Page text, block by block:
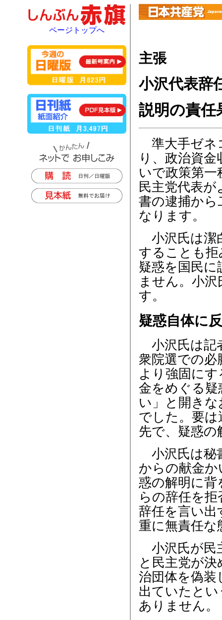
主張
小沢代表辞
説明の責
準大手ゼネ
り、政治資
いで政策第一
民主党代表
書の逮捕から
なります。
小沢氏は潔
することも
疑惑を国民
ません。小
す。
疑惑自体に
小沢氏は記
衆院選での必
より強固に
金をめぐる
い」と開き
でした。要
先で、疑惑
小沢氏は秘
からの献金
惑の解明に背
らの辞任を
辞任を言い
重に無責任な
小沢氏が民
と民主党が
治団体を偽装
出ていたと
ありません。
ページトップへ